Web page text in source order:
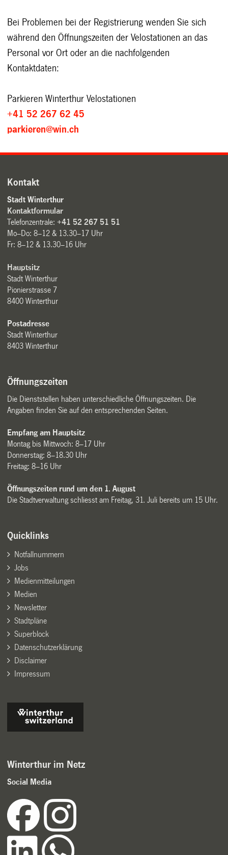
Bei Problemen bei der Registrierung wenden Sie sich
während den Öffnungszeiten der Velostationen an das
Personal vor Ort oder an die nachfolgenden
Kontaktdaten:
Parkieren Winterthur Velostationen
+41 52 267 62 45
parkieren@win.ch
Kontakt
Stadt Winterthur
Kontaktformular
Telefonzentrale:+41 52 267 51 51
Mo–Do: 8–12 & 13.30–17 Uhr
Fr: 8–12 & 13.30–16 Uhr
Hauptsitz
Stadt Winterthur
Pionierstrasse 7
8400 Winterthur
Postadresse
Stadt Winterthur
8403 Winterthur
Öffnungszeiten
Die Dienststellen haben unterschiedliche Öffnungszeiten. Die
Angaben finden Sie auf den entsprechenden Seiten.
Empfang am Hauptsitz
Montag bis Mittwoch: 8–17 Uhr
Donnerstag: 8–18.30 Uhr
Freitag: 8–16 Uhr
Öffnungszeiten rund um den 1. August
Die Stadtverwaltung schliesst am Freitag, 31. Juli bereits um 15 Uhr.
Quicklinks
Notfallnummern
Jobs
Medienmitteilungen
Medien
Newsletter
Stadtpläne
Superblock
Datenschutzerklärung
Disclaimer
Impressum
Winterthur im Netz
Social Media